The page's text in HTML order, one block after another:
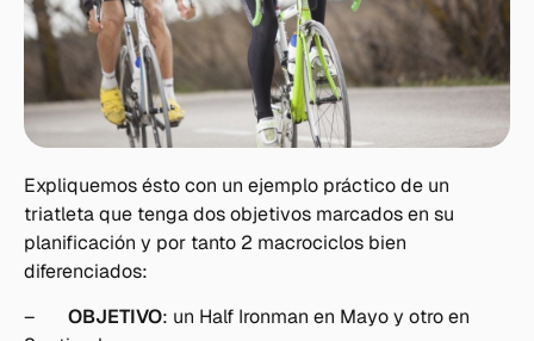
Expliquemos ésto con un ejemplo práctico de un
triatleta que tenga dos objetivos marcados en su
planificación y por tanto 2 macrociclos bien
diferenciados:
– OBJETIVO: un Half Ironman en Mayo y otro en